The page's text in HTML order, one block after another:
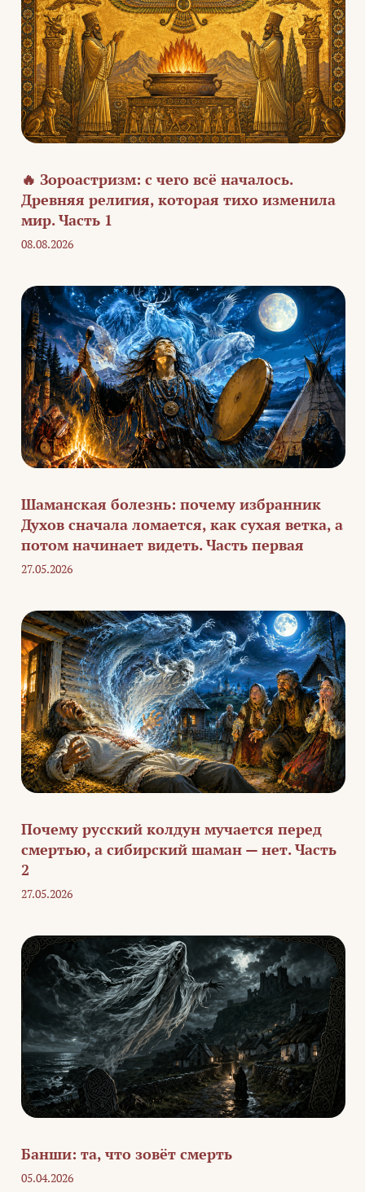
🔥 Зороастризм: с чего всё началось.
Древняя религия, которая тихо изменила
мир. Часть 1
08.08.2026
Шаманская болезнь: почему избранник
Духов сначала ломается, как сухая ветка, а
потом начинает видеть. Часть первая
27.05.2026
Почему русский колдун мучается перед
смертью, а сибирский шаман — нет. Часть
2
27.05.2026
Банши: та, что зовёт смерть
05.04.2026